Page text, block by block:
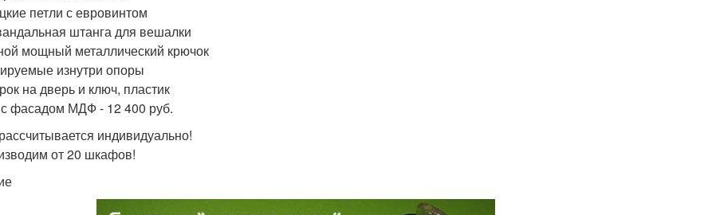
петли с евровинтом
штанга для вешалки
мощный металлический крючок
изнутри опоры
на дверь и ключ, пластик
фасадом МДФ - 12 400 руб.
индивидуально!
от 20 шкафов!